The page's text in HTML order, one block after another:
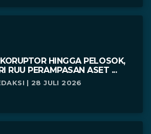
HINGGA PELOSOK,
RUU PERAMPASAN ASET ...
| 28 JULI 2026